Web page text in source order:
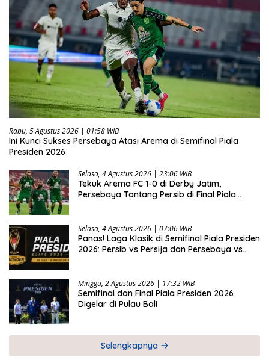
Rabu, 5 Agustus 2026 | 01:58 WIB
Ini Kunci Sukses Persebaya Atasi Arema di Semifinal Piala
Presiden 2026
Selasa, 4 Agustus 2026 | 23:06 WIB
Tekuk Arema FC 1-0 di Derby Jatim,
Persebaya Tantang Persib di Final Piala
Selasa, 4 Agustus 2026 | 07:06 WIB
Panas! Laga Klasik di Semifinal Piala Presiden
2026: Persib vs Persija dan Persebaya vs
Minggu, 2 Agustus 2026 | 17:32 WIB
Semifinal dan Final Piala Presiden 2026
Digelar di Pulau Bali
Selengkapnya